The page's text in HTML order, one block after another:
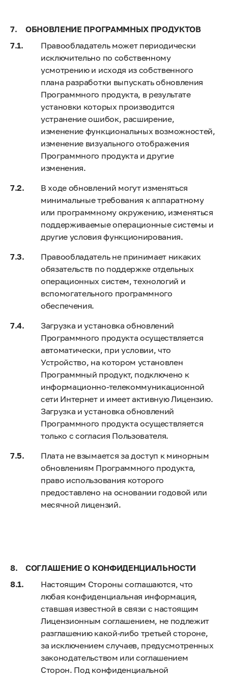
ОБНОВЛЕНИЕ ПРОГРАММНЫХ ПРОДУКТОВ
Правообладатель может периодически
исключительно по собственному
усмотрению и исходя из собственного
плана разработки выпускать обновления
Программного продукта, в результате
установки которых производится
устранение ошибок, расширение,
изменение функциональных возможностей,
изменение визуального отображения
Программного продукта и другие
изменения.
В ходе обновлений могут изменяться
минимальные требования к аппаратному
или программному окружению, изменяться
поддерживаемые операционные системы и
другие условия функционирования.
Правообладатель не принимает никаких
обязательств по поддержке отдельных
операционных систем, технологий и
вспомогательного программного
обеспечения.
Загрузка и установка обновлений
Программного продукта осуществляется
автоматически, при условии, что
Устройство, на котором установлен
Программный продукт, подключено к
информационно-телекоммуникационной
сети Интернет и имеет активную Лицензию.
Загрузка и установка обновлений
Программного продукта осуществляется
только с согласия Пользователя.
Плата не взымается за доступ к минорным
обновлениям Программного продукта,
право использования которого
предоставлено на основании годовой или
месячной лицензий.
СОГЛАШЕНИЕ О КОНФИДЕНЦИАЛЬНОСТИ
Настоящим Стороны соглашаются, что
любая конфиденциальная информация,
ставшая известной в связи с настоящим
Лицензионным соглашением, не подлежит
разглашению какой-либо третьей стороне,
за исключением случаев, предусмотренных
законодательством или соглашением
Сторон. Под конфиденциальной